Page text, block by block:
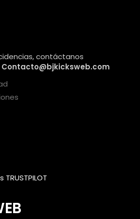
contáctanos
Contacto@bjkicksweb.com